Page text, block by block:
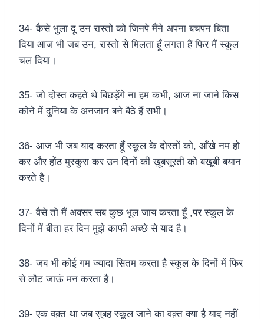
34- कैसे भुला दू उन रास्तो को जिनपे मैंने अपना बचपन बिता
दिया आज भी जब उन, रास्तो से मिलता हूँ लगता हैं फिर मैं स्कूल
चल दिया।
35- जो दोस्त कहते थे बिछड़ेंगे ना हम कभी, आज ना जाने किस
कोने में दुनिया के अनजान बने बैठे हैं सभी।
36- आज भी जब याद करता हूँ स्कूल के दोस्तों को, आँखे नम हो
कर और होंठ मुस्कुरा कर उन दिनों की ख़ूबसूरती को बखूबी बयान
करते है।
37- वैसे तो मैं अक्सर सब कुछ भूल जाय करता हूँ ,पर स्कूल के
दिनों में बीता हर दिन मुझे काफी अच्छे से याद है।
38- जब भी कोई गम ज्यादा सितम करता है स्कूल के दिनों में फिर
से लौट जाऊं मन करता है।
39- एक वक़्त था जब सुबह स्कूल जाने का वक़्त क्या है याद नहीं